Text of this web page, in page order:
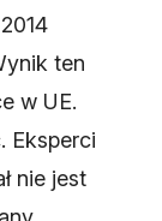
ten
w UE.
Eksperci
nie jest